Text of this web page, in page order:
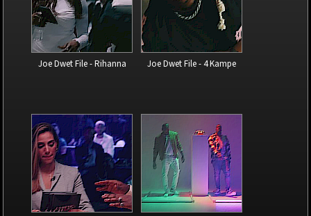
Joe Dwet File - Rihanna Joe Dwet File - 4 Kampe